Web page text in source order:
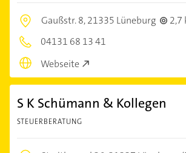
Gaußstr. 8,21335 Lüneburg
2,7
04131 68 13 41
Webseite
S K Schümann & Kollegen
STEUERBERATUNG